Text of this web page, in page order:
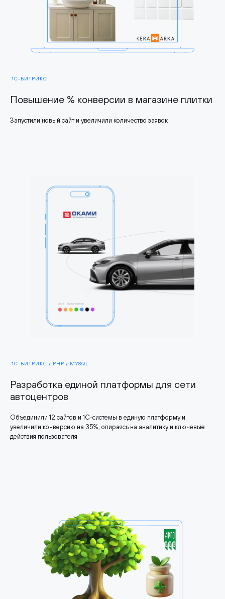
1С-БИТРИКС
Повышение % конверсии в магазине плитки
Запустили новый сайт и увеличили количество заявок
1С-БИТРИКС / PHP / MYSQL
Разработка единой платформы для сети
автоцентров
Объединили 12 сайтов и 1С-системы в единую платформу и
увеличили конверсию на 35%, опираясь на аналитику и ключевые
действия пользователя